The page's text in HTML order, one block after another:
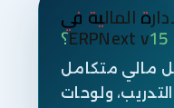
المالية في
ERPNext v15؟
مالي متكامل
ولوحات